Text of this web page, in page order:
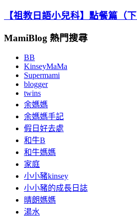
【祖教日語小兒科】點餐篇（下
MamiBlog 熱門搜尋
BB
KinseyMaMa
Supermami
blogger
twins
余媽媽
余媽媽手記
假日好去處
和牛B
和牛媽媽
家庭
小小豬kinsey
小小豬的成長日誌
晴朗媽媽
湯水